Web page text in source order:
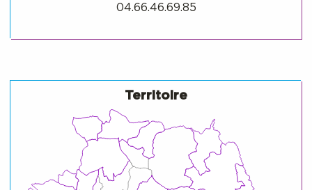
04.66.46.69.85
Territoire